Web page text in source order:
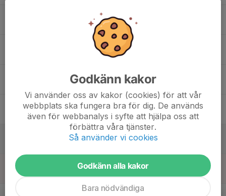
Handbollsträning
Norrköpings Sporthall
16:30
17:30
Handbollsträning
Norrköpings Sporthall
20
Sön
v.39
Godkänn kakor
Vi använder oss av kakor (cookies) för att vår
webbplats ska fungera bra för dig. De används
även för webbanalys i syfte att hjälpa oss att
förbättra våra tjänster.
Så använder vi cookies
Godkänn alla kakor
Bara nödvändiga